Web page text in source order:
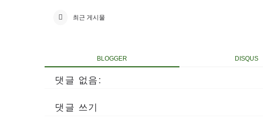
최근 게시물
BLOGGER DISQUS
댓글 없음:
댓글 쓰기